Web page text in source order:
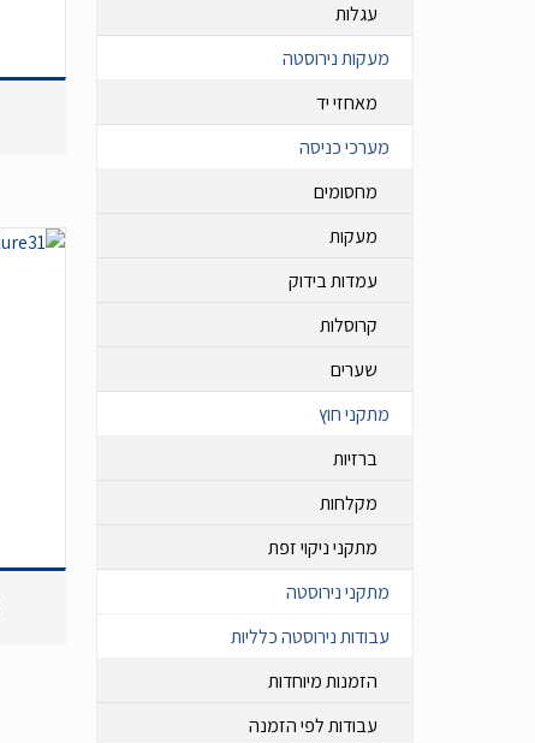
עגלות
מעקות נירוסטה
מאחזי יד
מערכי כניסה
מחסומים
מעקות
עמדות בידוק
קרוסלות
שערים
מתקני חוץ
ברזיות
מקלחות
מתקני ניקוי זפת
מתקני נירוסטה
עבודות נירוסטה כלליות
הזמנות מיוחדות
עבודות לפי הזמנה